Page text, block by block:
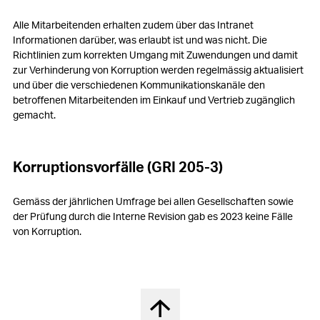
Alle Mitarbeitenden erhalten zudem über das Intranet
Informationen darüber, was erlaubt ist und was nicht. Die
Richtlinien zum korrekten Umgang mit Zuwendungen und damit
zur Verhinderung von Korruption werden regelmässig aktualisiert
und über die verschiedenen Kommunikationskanäle den
betroffenen Mitarbeitenden im Einkauf und Vertrieb zugänglich
gemacht.
Korruptionsvorfälle (GRI 205-3)
Gemäss der jährlichen Umfrage bei allen Gesellschaften sowie
der Prüfung durch die Interne Revision gab es 2023 keine Fälle
von Korruption.
Nach oben springen